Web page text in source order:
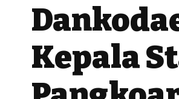
Kepala